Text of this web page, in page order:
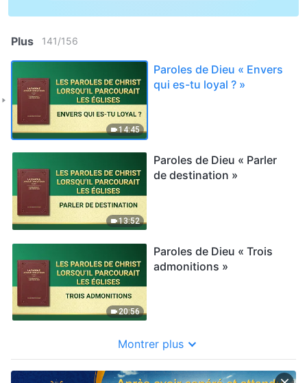
Plus 141/156
14:45
Paroles de Dieu « Envers
qui es-tu loyal ? »
13:52
Paroles de Dieu « Parler
de destination »
20:56
Paroles de Dieu « Trois
admonitions »
Montrer plus